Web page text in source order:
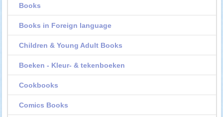
Books
Books in Foreign language
Children & Young Adult Books
Boeken - Kleur- & tekenboeken
Cookbooks
Comics Books